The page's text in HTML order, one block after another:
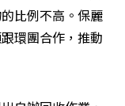
比例不高。保麗
環團合作，推動